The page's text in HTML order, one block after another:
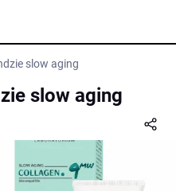
slow aging
slow aging